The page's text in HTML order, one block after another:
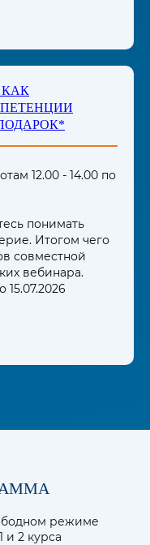
КАК
12.00 - 14.00 по
понимать
Итогом чего
совместной
вебинара.
режиме
и 2 курса